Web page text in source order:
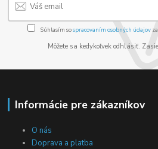
Súhlasím sospracovaním osobných údajov
Môžete sa kedykoľvek odhlásiť.
Informácie pre zákazníkov
O nás
Doprava a platba